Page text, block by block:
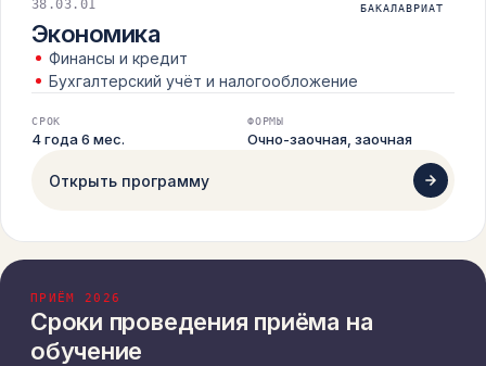
38.03.01 БАКАЛАВРИАТ
Экономика
Финансы и кредит
Бухгалтерский учёт и налогообложение
СРОК
4 года 6 мес.
ФОРМЫ
Очно-заочная, заочная
Открыть программу
ПРИЁМ 2026
Сроки проведения приёма на
обучение